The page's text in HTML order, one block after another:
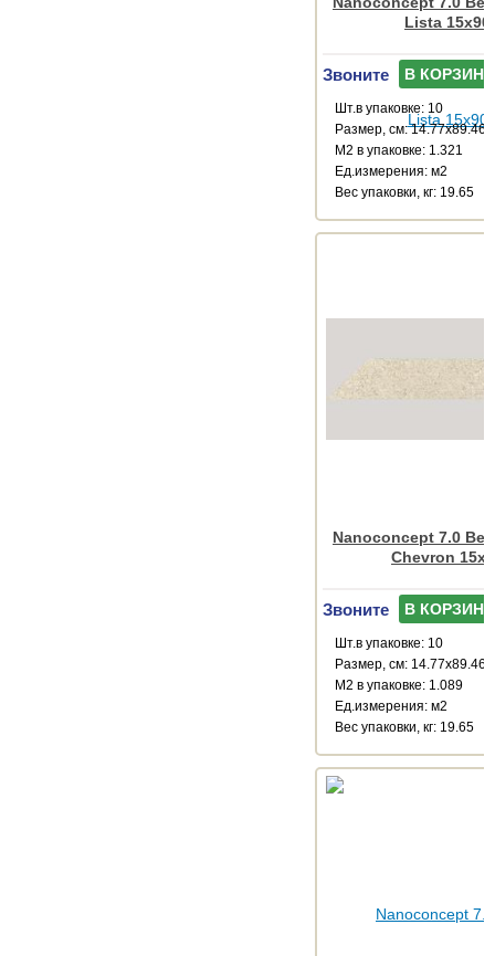
Lista 15x90
Звоните В КОРЗИНУ
Шт.в упаковке: 10
Размер, см: 14.77x89.46
М2 в упаковке: 1.321
Ед.измерения: м2
Веc упаковки, кг: 19.65
Nanoconcept 7.0
Chevron
Звоните В КОРЗИНУ
Шт.в упаковке: 10
Размер, см: 14.77x89.46
М2 в упаковке: 1.089
Ед.измерения: м2
Веc упаковки, кг: 19.65